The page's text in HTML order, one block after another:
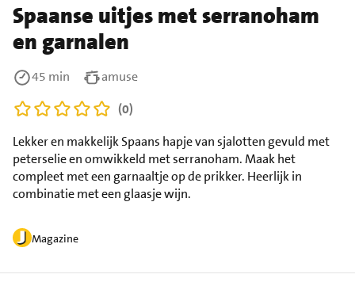
Spaanse uitjes met serranoham
en garnalen
Magazine
Lekker en makkelijk Spaans hapje van sjalotten gevuld met
peterselie en omwikkeld met serranoham. Maak het
compleet met een garnaaltje op de prikker. Heerlijk in
combinatie met een glaasje wijn.
45 min
amuse
(0)